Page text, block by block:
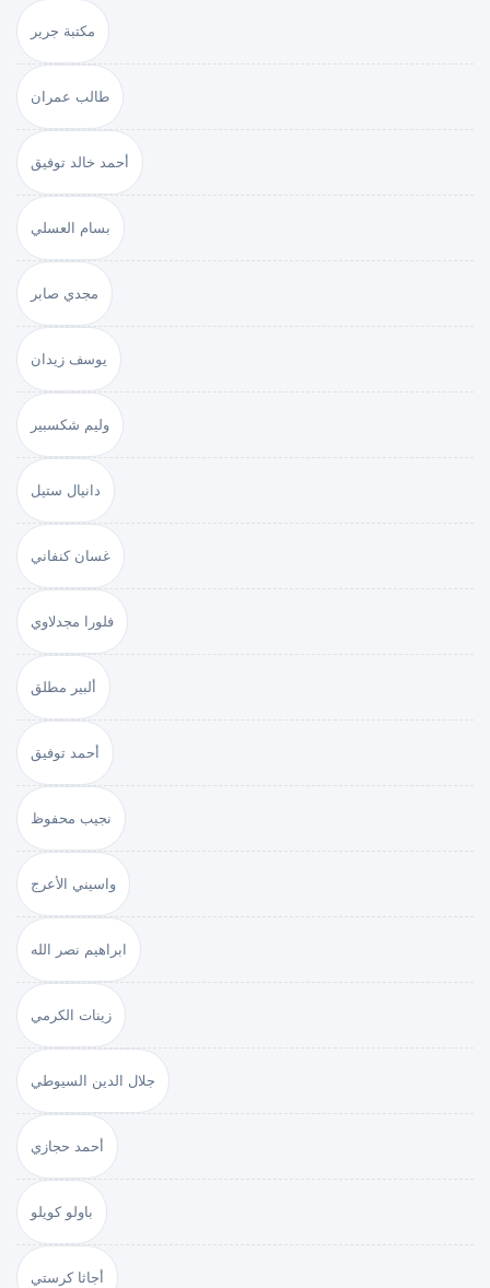
مكتبة جرير
طالب عمران
أحمد خالد توفيق
بسام العسلي
مجدي صابر
يوسف زيدان
وليم شكسبير
دانيال ستيل
غسان كنفاني
فلورا مجدلاوي
ألبير مطلق
أحمد توفيق
نجيب محفوظ
واسيني الأعرج
ابراهيم نصر الله
زينات الكرمي
جلال الدين السيوطي
أحمد حجازي
باولو كويلو
أجاثا كرستي